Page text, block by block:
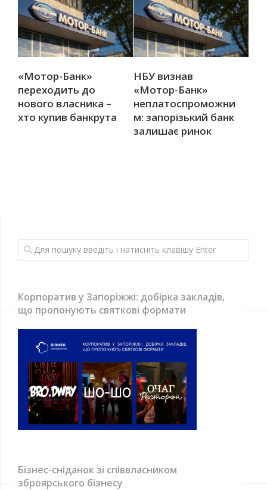
«Мотор-Банк»
переходить до
нового власника –
хто купив банкрута
НБУ визнав
«Мотор-Банк»
неплатоспроможни
м: запорізький банк
залишає ринок
Корпоратив у Запоріжжі: добірка закладів,
що пропонують святкові формати
Бізнес-сніданок зі співвласником
зброярського бізнесу